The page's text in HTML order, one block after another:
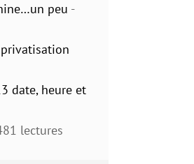
peu -
date, heure et
lectures